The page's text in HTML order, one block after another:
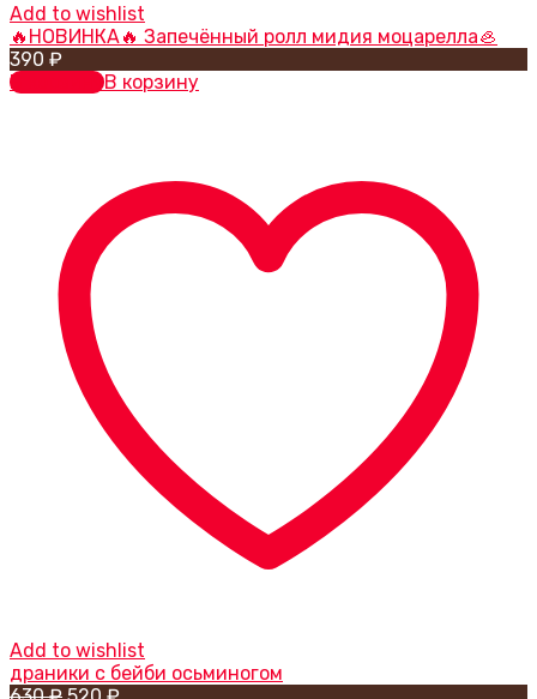
Add to wishlist
🔥НОВИНКА🔥 Запечённый ролл мидия моцарелла🦪
390 ₽
В корзинуВ корзину
Add to wishlist
драники с бейби осьминогом
Первоначальная
Текущая